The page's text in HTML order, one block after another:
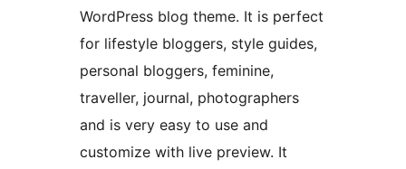
WordPress blog theme. It is perfect
for lifestyle bloggers, style guides,
personal bloggers, feminine,
traveller, journal, photographers
and is very easy to use and
customize with live preview. It